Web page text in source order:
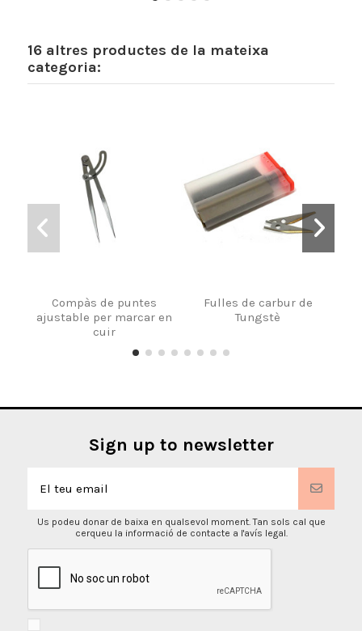
16 altres productes de la mateixa
categoria:
Compàs de puntes
ajustable per marcar en
cuir
Fulles de carbur de
Tungstè
Sign up to newsletter
Us podeu donar de baixa en qualsevol moment. Tan sols cal que
cerqueu la informació de contacte a l'avís legal.